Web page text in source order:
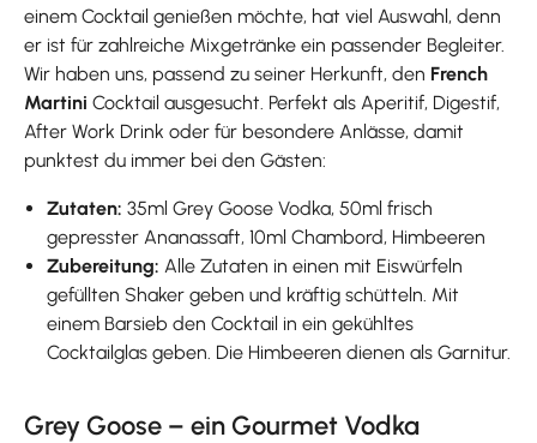
einem Cocktail genießen möchte, hat viel Auswahl, denn
er ist für zahlreiche Mixgetränke ein passender Begleiter.
Wir haben uns, passend zu seiner Herkunft, den French
Martini Cocktail ausgesucht. Perfekt als Aperitif, Digestif,
After Work Drink oder für besondere Anlässe, damit
punktest du immer bei den Gästen:
Zutaten: 35ml Grey Goose Vodka, 50ml frisch
gepresster Ananassaft, 10ml Chambord, Himbeeren
Zubereitung: Alle Zutaten in einen mit Eiswürfeln
gefüllten Shaker geben und kräftig schütteln. Mit
einem Barsieb den Cocktail in ein gekühltes
Cocktailglas geben. Die Himbeeren dienen als Garnitur.
Grey Goose – ein Gourmet Vodka